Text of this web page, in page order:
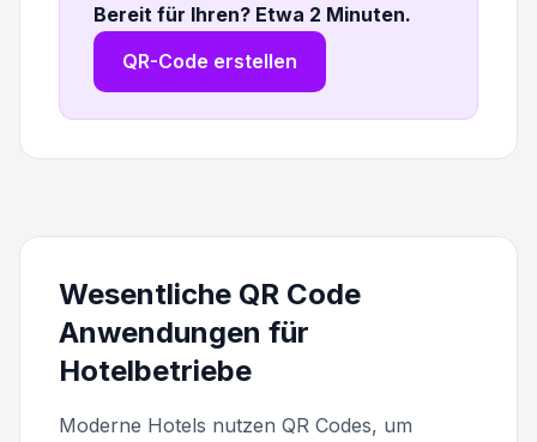
Bereit für Ihren? Etwa 2 Minuten.
QR-Code erstellen
Wesentliche QR Code
Anwendungen für
Hotelbetriebe
Moderne Hotels nutzen QR Codes, um